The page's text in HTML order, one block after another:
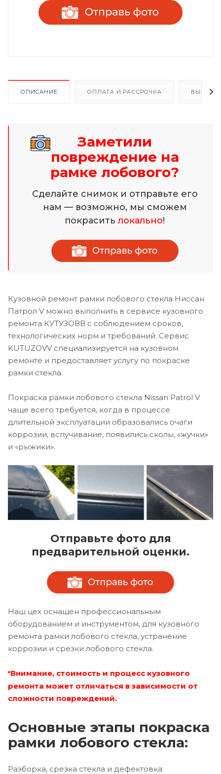
ОПИСАНИЕ ОПЛАТА И РАССРОЧКА ВЫЗОВ
Заметили
повреждение на
рамке лобового?
Сделайте снимок и отправьте его
нам — возможно, мы сможем
покраситьлокально!
Кузовной ремонт рамки лобового стекла Ниссан
Патрол V можно выполнить в сервисе кузовного
ремонта КУТУЗОВВ с соблюдением сроков,
технологических норм и требований. Сервис
KUTUZOVV специализируется на кузовном
ремонте и предоставляет услугу по покраске
рамки стекла.
Покраска рамки лобового стекла Nissan Patrol V
чаще всего требуется, когда в процессе
длительной эксплуатации образовались очаги
коррозии, вспучивание, появились сколы, «жучки»
и «рыжики».
Отправьте фото для
предварительной оценки.
Наш цех оснащен профессиональным
оборудованием и инструментом, для кузовного
ремонта рамки лобового стекла, устранение
коррозии и срезки лобового стекла.
*Внимание, стоимость и процесс кузовного
ремонта может отличаться в зависимости от
сложности повреждений.
Основные этапы покраска
рамки лобового стекла:
Разборка, срезка стекла и дефектовка: